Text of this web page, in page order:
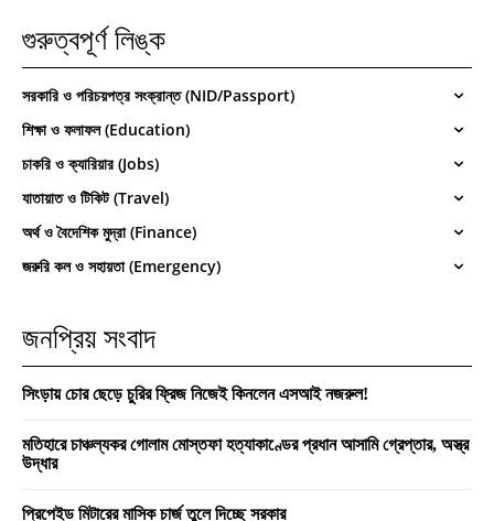
গুরুত্বপূর্ণ লিঙ্ক
সরকারি ও পরিচয়পত্র সংক্রান্ত (NID/Passport)
শিক্ষা ও ফলাফল (Education)
চাকরি ও ক্যারিয়ার (Jobs)
যাতায়াত ও টিকিট (Travel)
অর্থ ও বৈদেশিক মুদ্রা (Finance)
জরুরি কল ও সহায়তা (Emergency)
জনপ্রিয় সংবাদ
সিংড়ায় চোর ছেড়ে চুরির ফ্রিজ নিজেই কিনলেন এসআই নজরুল!
মতিহারে চাঞ্চল্যকর গোলাম মোস্তফা হত্যাকাণ্ডের প্রধান আসামি গ্রেপ্তার, অস্ত্র
উদ্ধার
প্রিপেইড মিটারের মাসিক চার্জ তুলে দিচ্ছে সরকার